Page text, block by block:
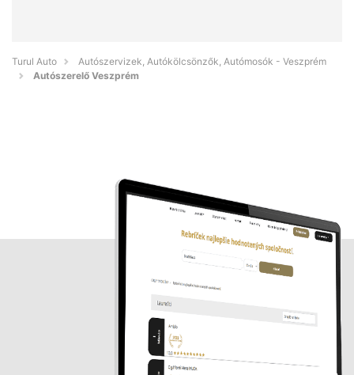
Turul Auto
Autószervizek, Autókölcsönzők, Autómosók - Veszprém
Autószerelő Veszprém